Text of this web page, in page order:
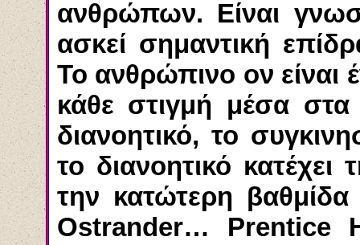
ανθρώπων. Είναι
ασκεί σημαντική
Το ανθρώπινο ον είναι
κάθε στιγμή μέσα
διανοητικό, το
το διανοητικό
την κατώτερη
Ostrander… Prentice